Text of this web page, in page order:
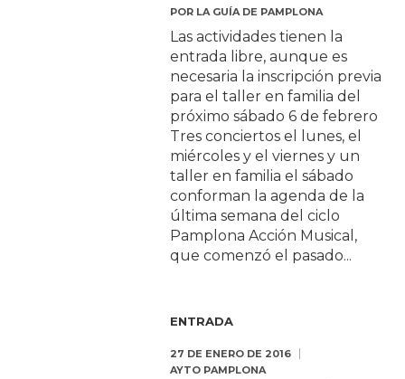
POR LA GUÍA DE PAMPLONA
Las actividades tienen la
entrada libre, aunque es
necesaria la inscripción previa
para el taller en familia del
próximo sábado 6 de febrero
Tres conciertos el lunes, el
miércoles y el viernes y un
taller en familia el sábado
conforman la agenda de la
última semana del ciclo
Pamplona Acción Musical,
que comenzó el pasado...
ENTRADA
27 DE ENERO DE 2016
AYTO PAMPLONA